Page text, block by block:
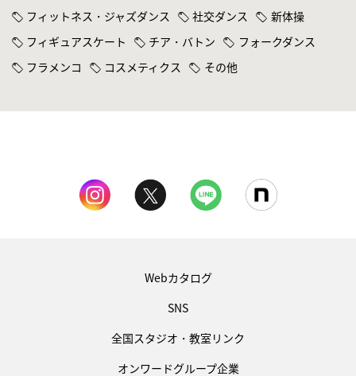
フィットネス・ジャズダンス
社交ダンス
新体操
フィギュアスケート
チア・バトン
フォークダンス
フラメンコ
コスメティクス その他
Webカタログ
SNS
全国スタジオ・教室リンク
オンワードグループ企業